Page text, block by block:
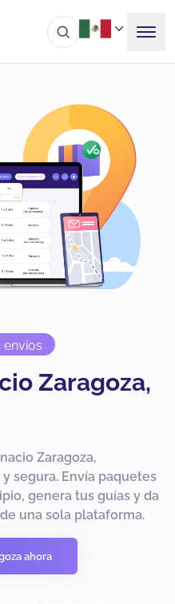
envíos
Zaragoza,
Zaragoza,
segura. Envía paquetes
genera tus guías y da
una sola plataforma.
ahora